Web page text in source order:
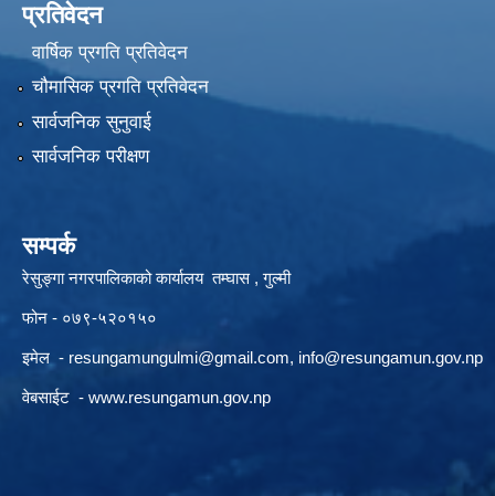
प्रतिवेदन
वार्षिक प्रगति प्रतिवेदन
चौमासिक प्रगति प्रतिवेदन
सार्वजनिक सुनुवाई
सार्वजनिक परीक्षण
सम्पर्क
रेसुङ्गा नगरपालिकाको कार्यालय तम्घास , गुल्मी
फोन - ०७९-५२०१५०
इमेल - resungamungulmi@gmail.com, info@resungamun.gov.np
वेबसाईट - www.resungamun.gov.np